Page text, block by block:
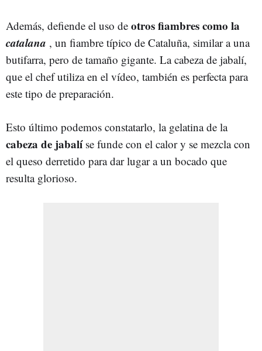
Además, defiende el uso de otros fiambres como la
catalana , un fiambre típico de Cataluña, similar a una
butifarra, pero de tamaño gigante. La cabeza de jabalí,
que el chef utiliza en el vídeo, también es perfecta para
este tipo de preparación.
Esto último podemos constatarlo, la gelatina de la
cabeza de jabalíse funde con el calor y se mezcla con
el queso derretido para dar lugar a un bocado que
resulta glorioso.